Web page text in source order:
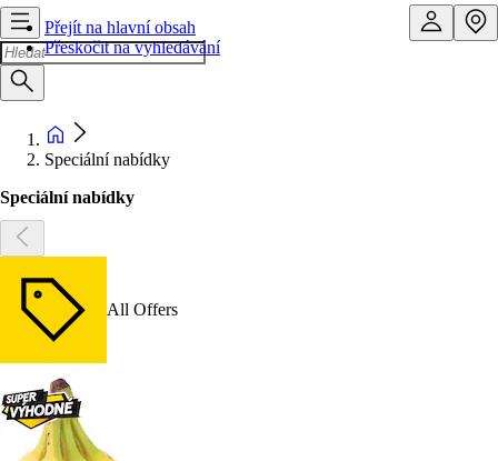
Přejít na hlavní obsah
Přeskočit na vyhledávání
Speciální nabídky
Speciální nabídky
All Offers